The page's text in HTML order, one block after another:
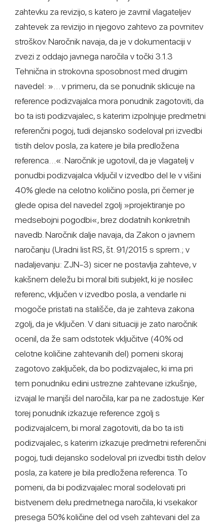
zahtevku za revizijo, s katero je zavrnil vlagateljev
zahtevek za revizijo in njegovo zahtevo za povrnitev
stroškov. Naročnik navaja, da je v dokumentaciji v
zvezi z oddajo javnega naročila v točki 3.1.3
Tehnična in strokovna sposobnost med drugim
navedel: »… v primeru, da se ponudnik sklicuje na
reference podizvajalca mora ponudnik zagotoviti, da
bo ta isti podizvajalec, s katerim izpolnjuje predmetni
referenčni pogoj, tudi dejansko sodeloval pri izvedbi
tistih delov posla, za katere je bila predložena
referenca…«. Naročnik je ugotovil, da je vlagatelj v
ponudbi podizvajalca vključil v izvedbo del le v višini
40% glede na celotno količino posla, pri čemer je
glede opisa del navedel zgolj »projektiranje po
medsebojni pogodbi«, brez dodatnih konkretnih
navedb. Naročnik dalje navaja, da Zakon o javnem
naročanju (Uradni list RS, št. 91/2015 s sprem.; v
nadaljevanju: ZJN-3) sicer ne postavlja zahteve, v
kakšnem deležu bi moral biti subjekt, ki je nosilec
referenc, vključen v izvedbo posla, a vendarle ni
mogoče pristati na stališče, da je zahteva zakona
zgolj, da je vključen. V dani situaciji je zato naročnik
ocenil, da že sam odstotek vključitve (40% od
celotne količine zahtevanih del) pomeni skoraj
zagotovo zaključek, da bo podizvajalec, ki ima pri
tem ponudniku edini ustrezne zahtevane izkušnje,
izvajal le manjši del naročila, kar pa ne zadostuje. Ker
torej ponudnik izkazuje reference zgolj s
podizvajalcem, bi moral zagotoviti, da bo ta isti
podizvajalec, s katerim izkazuje predmetni referenčni
pogoj, tudi dejansko sodeloval pri izvedbi tistih delov
posla, za katere je bila predložena referenca. To
pomeni, da bi podizvajalec moral sodelovati pri
bistvenem delu predmetnega naročila, ki vsekakor
presega 50% količine del od vseh zahtevani del za